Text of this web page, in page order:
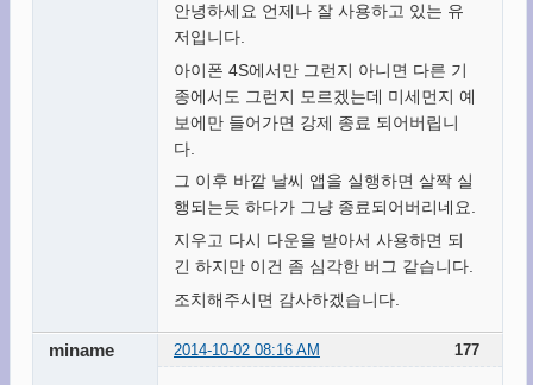
안녕하세요 언제나 잘 사용하고 있는 유
저입니다.
아이폰 4S에서만 그런지 아니면 다른 기
종에서도 그런지 모르겠는데 미세먼지 예
보에만 들어가면 강제 종료 되어버립니
다.
그 이후 바깥 날씨 앱을 실행하면 살짝 실
행되는듯 하다가 그냥 종료되어버리네요.
지우고 다시 다운을 받아서 사용하면 되
긴 하지만 이건 좀 심각한 버그 같습니다.
조치해주시면 감사하겠습니다.
177
miname 2014-10-02 08:16 AM